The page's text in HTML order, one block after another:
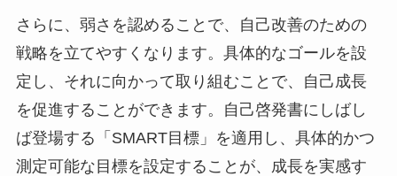
さらに、弱さを認めることで、自己改善のための
戦略を立てやすくなります。具体的なゴールを設
定し、それに向かって取り組むことで、自己成長
を促進することができます。自己啓発書にしばし
ば登場する「SMART目標」を適用し、具体的かつ
測定可能な目標を設定することが、成長を実感す